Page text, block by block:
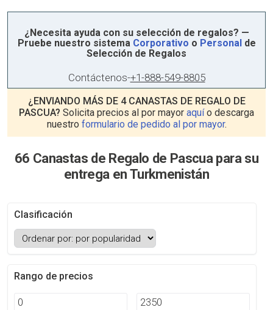
¿Necesita ayuda con su selección de regalos? —
Pruebe nuestro sistema Corporativo o Personalde
Selección de Regalos
Contáctenos-+1-888-549-8805
¿ENVIANDO MÁS DE 4 CANASTAS DE REGALO DE
PASCUA? Solicita precios al por mayor aquío descarga
nuestro formulario de pedido al por mayor.
66 Canastas de Regalo de Pascua para su
entrega en Turkmenistán
Clasificación
Rango de precios